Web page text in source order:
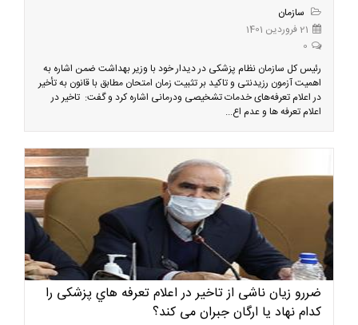
سازمان
21 فروردین 1401
0
رئیس کل سازمان نظام پزشکی در دیدار خود با وزیر بهداشت ضمن اشاره به
اهمیت آزمون رزیدنتی و تاکید بر تثبیت زمان امتحان مطابق با قانون به تأخیر
در اعلام تعرفه‌های خدمات تشخیصی ودرمانی اشاره کرد و گفت: تاخیر در
اعلام تعرفه ها و عدم اع...
ضررو زیان ناشی از تاخیر در اعلام تعرفه هاي پزشکی را
کدام نهاد یا ارگان جبران می کند؟